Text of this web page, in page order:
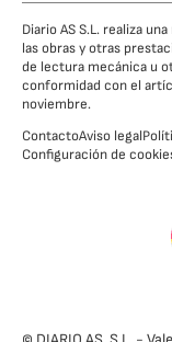
Diario AS S.L. realiza
las obras y otras
de lectura mecánica u
conformidad con el
noviembre.
ContactoAviso legal
Configuración de